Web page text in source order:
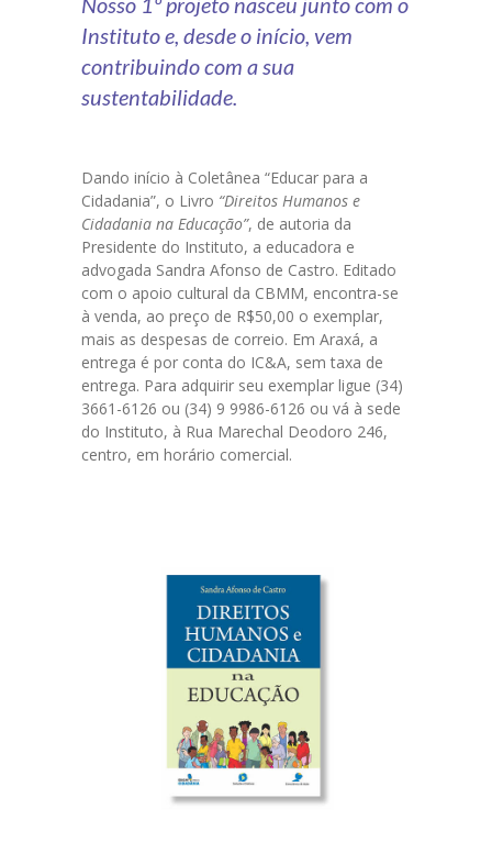
-- VÍDEOS
FALE CONOSCO
Instituto e, desde o início, vem
contribuindo com a sua
sustentabilidade.
Dando início à Coletânea “Educar para a
Cidadania”, o Livro “Direitos Humanos e
Cidadania na Educação”, de autoria da
Presidente do Instituto, a educadora e
advogada Sandra Afonso de Castro. Editado
com o apoio cultural da CBMM, encontra-se
à venda, ao preço de R$50,00 o exemplar,
mais as despesas de correio. Em Araxá, a
entrega é por conta do IC&A, sem taxa de
entrega. Para adquirir seu exemplar ligue (34)
3661-6126 ou (34) 9 9986-6126 ou vá à sede
do Instituto, à Rua Marechal Deodoro 246,
centro, em horário comercial.